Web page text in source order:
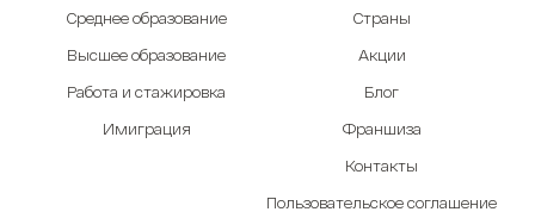
Среднее образование
Высшее образование
Работа и стажировка
Имиграция
Страны
Акции
Блог
Франшиза
Контакты
Пользовательское соглашение